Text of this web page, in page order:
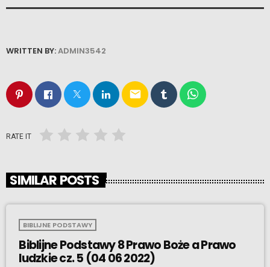
WRITTEN BY:ADMIN3542
email
RATE IT
SIMILAR POSTS
BIBLIJNE PODSTAWY
Biblijne Podstawy 8 Prawo Boże a Prawo
ludzkie cz. 5 (04 06 2022)